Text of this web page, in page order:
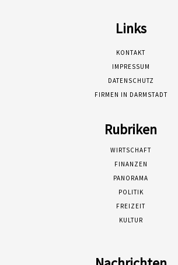
Links
KONTAKT
IMPRESSUM
DATENSCHUTZ
FIRMEN IN DARMSTADT
Rubriken
WIRTSCHAFT
FINANZEN
PANORAMA
POLITIK
FREIZEIT
KULTUR